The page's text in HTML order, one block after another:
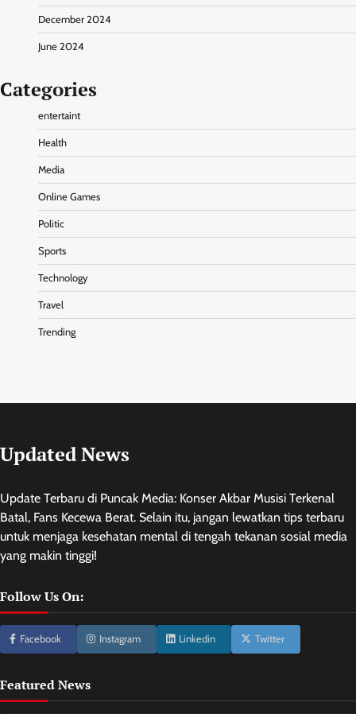
December 2024
June 2024
Categories
entertaint
Health
Media
Online Games
Politic
Sports
Technology
Travel
Trending
Updated News
Update Terbaru di Puncak Media: Konser Akbar Musisi Terkenal
Batal, Fans Kecewa Berat. Selain itu, jangan lewatkan tips terbaru
untuk menjaga kesehatan mental di tengah tekanan sosial media
yang makin tinggi!
Follow Us On:
Facebook Instagram Linkedin Twitter
Featured News